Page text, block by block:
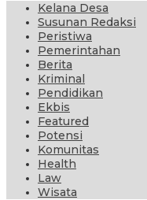
Kelana Desa
Susunan Redaksi
Peristiwa
Pemerintahan
Berita
Kriminal
Pendidikan
Ekbis
Featured
Potensi
Komunitas
Health
Law
Wisata